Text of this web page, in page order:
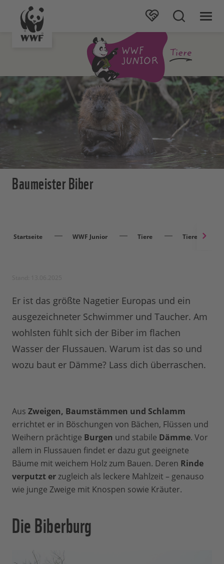
Baumeister Biber
Startseite WWF Junior Tiere Tiere
Er ist das größte Nagetier Europas und ein
ausgezeichneter Schwimmer und Taucher. Am
wohlsten fühlt sich der Biber im flachen
Wasser der Flussauen. Warum ist das so und
wozu baut er Dämme? Lass dich überraschen.
Aus Zweigen, Baumstämmen und Schlamm
errichtet er in Böschungen von Bächen, Flüssen und
Weihern prächtige Burgen und stabile Dämme. Vor
allem in Flussauen findet er dazu gut geeignete
Bäume mit weichem Holz zum Bauen. Deren Rinde
verputzt erzugleich als leckere Mahlzeit – genauso
wie junge Zweige mit Knospen sowie Kräuter.
Die Biberburg